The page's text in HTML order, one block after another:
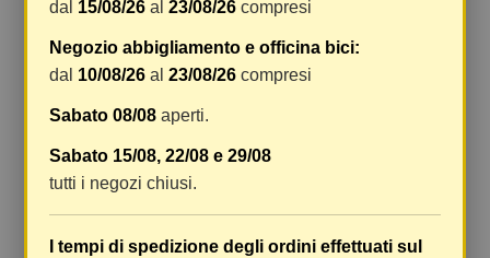
di gestione sono fissi, mentre i costi di trasporto
variano a seconda del peso totale della
spedizione. Vi consigliamo di raggruppare i
vostri articoli in un unico ordine. Non ci è
possibile raggruppare due ordini distinti
spedizione saranno addebitate per ognuno di
essi. Il vostro pacco sarà inviato a vostro rischio,
ma viene prestata un'attenzione particolare in
caso di oggetti fragili.
dal 15/08/26 al23/08/26 compresi
Negozio abbigliamento e officina bici:
dal 10/08/26 al23/08/26 compresi
Sabato 08/08 aperti.
Sabato 15/08, 22/08 e 29/08
tutti i negozi chiusi.
I tempi di spedizione degli ordini effettuati sul